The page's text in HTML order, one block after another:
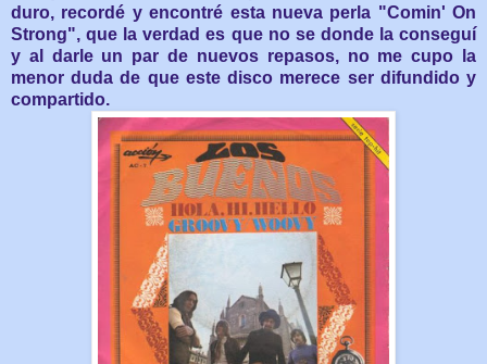
duro, recordé y encontré esta nueva perla "Comin' On
Strong", que la verdad es que no se donde la conseguí
y al darle un par de nuevos repasos, no me cupo la
menor duda de que este disco merece ser difundido y
compartido.